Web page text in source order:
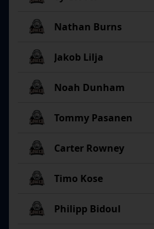
Nathan Burns
Jakob Lilja
Noah Dunham
Tommy Pasanen
Carter Rowney
Timo Kose
Philipp Bidoul